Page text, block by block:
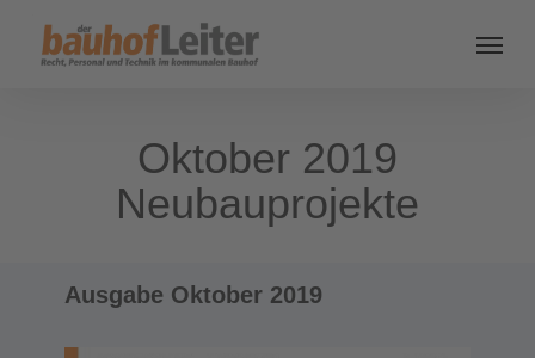
Oktober 2019
Neubauprojekte
Ausgabe Oktober 2019